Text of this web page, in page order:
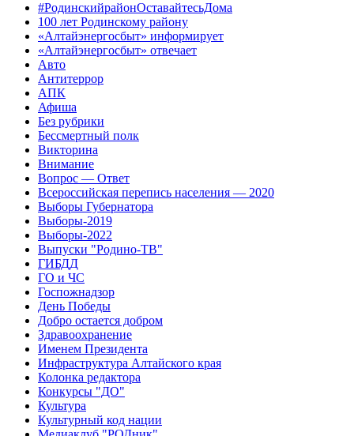
#РодинскийрайонОставайтесьДома
100 лет Родинскому району
«Алтайэнергосбыт» информирует
«Алтайэнергосбыт» отвечает
Авто
Антитеррор
АПК
Афиша
Без рубрики
Бессмертный полк
Викторина
Внимание
Вопрос — Ответ
Всероссийская перепись населения — 2020
Выборы Губернатора
Выборы-2019
Выборы-2022
Выпуски "Родино-ТВ"
ГИБДД
ГО и ЧС
Госпожнадзор
День Победы
Добро остается добром
Здравоохранение
Именем Президента
Инфраструктура Алтайского края
Колонка редактора
Конкурсы "ДО"
Культура
Культурный код нации